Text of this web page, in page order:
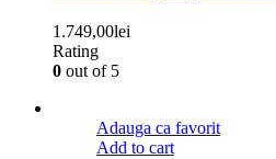
1.749,00lei
Rating
0 out of 5
Adauga ca favorit
Add to cart